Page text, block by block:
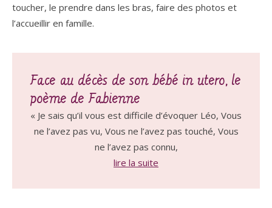
toucher, le prendre dans les bras, faire des photos et
l’accueillir en famille.
Face au décès de son bébé in utero, le
poème de Fabienne
« Je sais qu’il vous est difficile d’évoquer Léo, Vous
ne l’avez pas vu, Vous ne l’avez pas touché, Vous
ne l’avez pas connu,
lire la suite